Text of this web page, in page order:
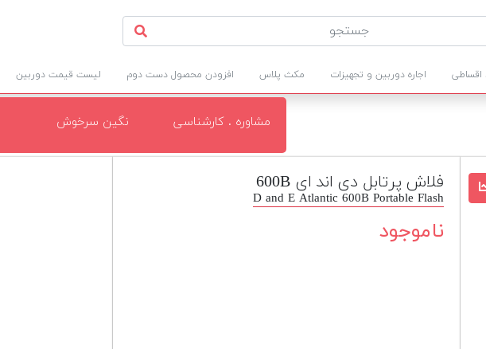
اقساطی اجاره دوربین و تجهیزات مکث پلاس افزودن محصول دست دوم لیست قیمت دوربین
مشاوره . کارشناسی نگین سرخوش
فلاش پرتابل دی اند ای 600B
D and E Atlantic 600B Portable Flash
ناموجود